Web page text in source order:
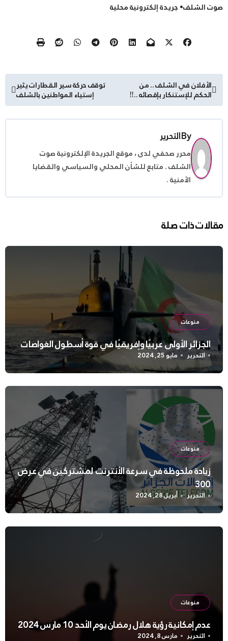
صوت الشلف• جريدة إلكترونية محلية
تصفّح
المقالات
الأفلان في الشلف .. من
الحكم للإستنكار بإقصائه ..‼
توقف حركة سير القطارات يثير
إستياء المواطنين بالشلف
Byالتحرير
محرر صحفي لدى ، موقع الجريدة الإلكترونية صوت
الشلف . متابع للشأن المحلي والسياسي والقضايا
الأمنية .
مقالات ذات صلة
منوعات
الجزائر الأولى عربيًا وإفريقيًا في قوة أسطول الغواصات
التحرير مايو 25, 2024
منوعات
زيادة ملحوظة في سرعة الأنترنت لمشتركين في عرض
300
التحرير أبريل 28, 2024
منوعات
عدم إمكانية رؤية هلال رمضان يوم الأحد 10 مارس 2024
التحرير مارس 8, 2024